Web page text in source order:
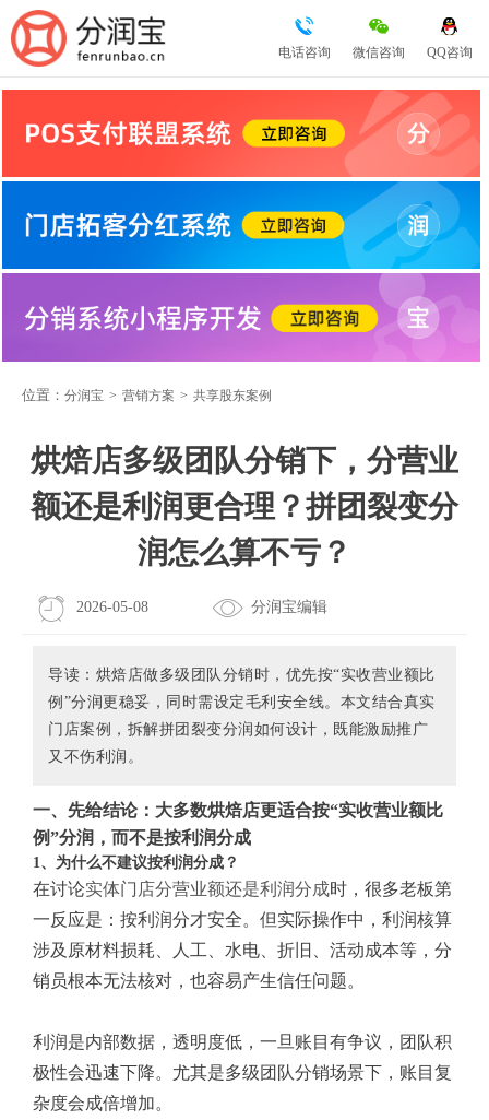
QQ咨询
微信咨询
电话咨询
位置： 分润宝 > 营销方案 > 共享股东案例
烘焙店多级团队分销下，分营业
额还是利润更合理？拼团裂变分
润怎么算不亏？
2026-05-08 分润宝编辑
导读：烘焙店做多级团队分销时，优先按“实收营业额比
例”分润更稳妥，同时需设定毛利安全线。本文结合真实
门店案例，拆解拼团裂变分润如何设计，既能激励推广
又不伤利润。
一、先给结论：大多数烘焙店更适合按“实收营业额比
例”分润，而不是按利润分成
1、为什么不建议按利润分成？
在讨论实体门店分营业额还是利润分成时，很多老板第
一反应是：按利润分才安全。但实际操作中，利润核算
涉及原材料损耗、人工、水电、折旧、活动成本等，分
销员根本无法核对，也容易产生信任问题。
利润是内部数据，透明度低，一旦账目有争议，团队积
极性会迅速下降。尤其是多级团队分销场景下，账目复
杂度会成倍增加。